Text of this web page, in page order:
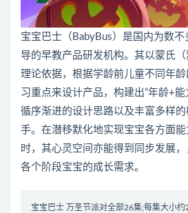
宝宝巴士（BabyBus）是国内为数不
导的早教产品研发机构。其以蒙氏
理论依据，根据学龄前儿童不同年
习重点来设计产品，构建出“年龄+能
循序渐进的设计思路以及丰富多样
手。在潜移默化地实现宝宝各方面能
时，其心灵空间亦能得到同步发展
各个阶段宝宝的成长需求。
宝宝巴士 万圣节派对全部26集;每集大小